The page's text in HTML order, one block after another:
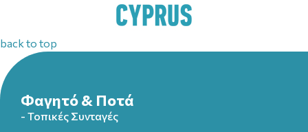
back to top
Φαγητό & Ποτά
- Τοπικές Συνταγές